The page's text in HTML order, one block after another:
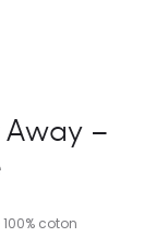
–
100% coton